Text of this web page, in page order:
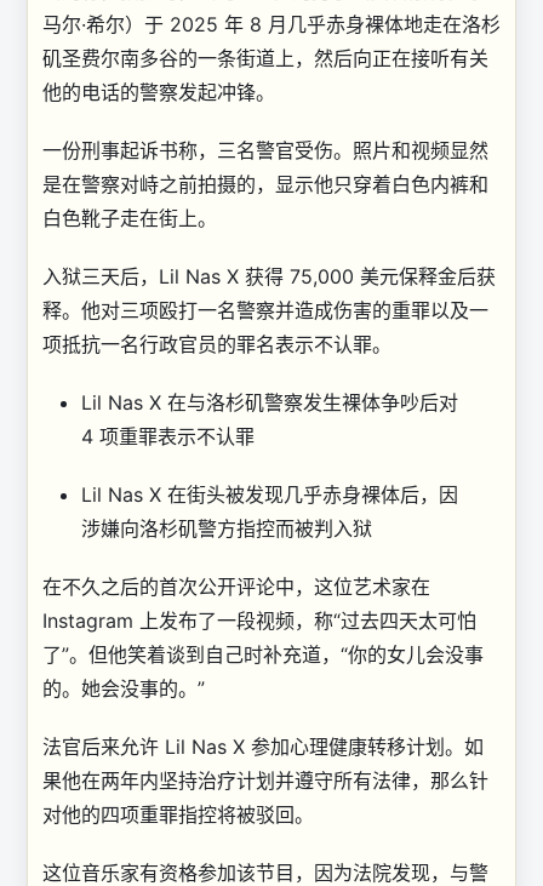
马尔·希尔）于 2025 年 8 月几乎赤身裸体地走在洛杉
矶圣费尔南多谷的一条街道上，然后向正在接听有关
他的电话的警察发起冲锋。
一份刑事起诉书称，三名警官受伤。照片和视频显然
是在警察对峙之前拍摄的，显示他只穿着白色内裤和
白色靴子走在街上。
入狱三天后，Lil Nas X 获得 75,000 美元保释金后获
释。他对三项殴打一名警察并造成伤害的重罪以及一
项抵抗一名行政官员的罪名表示不认罪。
Lil Nas X 在与洛杉矶警察发生裸体争吵后对
4 项重罪表示不认罪
Lil Nas X 在街头被发现几乎赤身裸体后，因
涉嫌向洛杉矶警方指控而被判入狱
在不久之后的首次公开评论中，这位艺术家在
Instagram 上发布了一段视频，称“过去四天太可怕
了”。但他笑着谈到自己时补充道，“你的女儿会没事
的。她会没事的。”
法官后来允许 Lil Nas X 参加心理健康转移计划。如
果他在两年内坚持治疗计划并遵守所有法律，那么针
对他的四项重罪指控将被驳回。
这位音乐家有资格参加该节目，因为法院发现，与警